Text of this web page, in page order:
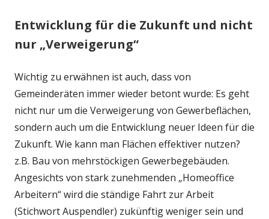
Entwicklung für die Zukunft und nicht
nur „Verweigerung“
Wichtig zu erwähnen ist auch, dass von
Gemeinderäten immer wieder betont wurde: Es geht
nicht nur um die Verweigerung von Gewerbeflächen,
sondern auch um die Entwicklung neuer Ideen für die
Zukunft. Wie kann man Flächen effektiver nutzen?
z.B. Bau von mehrstöckigen Gewerbegebäuden.
Angesichts von stark zunehmenden „Homeoffice
Arbeitern“ wird die ständige Fahrt zur Arbeit
(Stichwort Auspendler) zukünftig weniger sein und